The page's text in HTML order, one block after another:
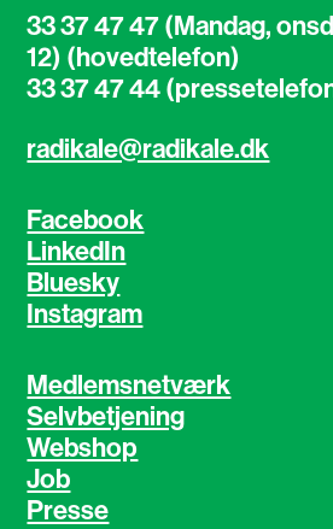
33 37 47 47 (Mandag,
12) (hovedtelefon)
33 37 47 44
radikale@radikale.dk
Facebook
LinkedIn
Bluesky
Instagram
Medlemsnetværk
Selvbetjening
Webshop
Job
Presse